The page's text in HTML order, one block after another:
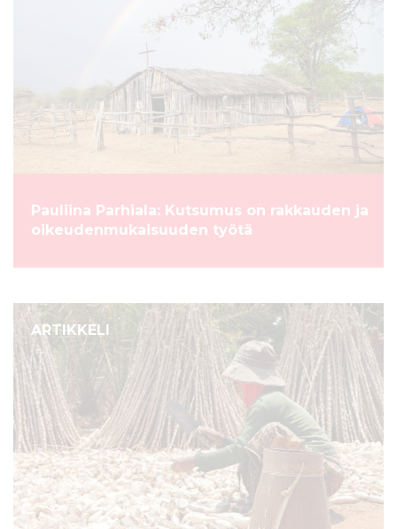
Pauliina Parhiala: Kutsumus on rakkauden ja
oikeudenmukaisuuden työtä
ARTIKKELI